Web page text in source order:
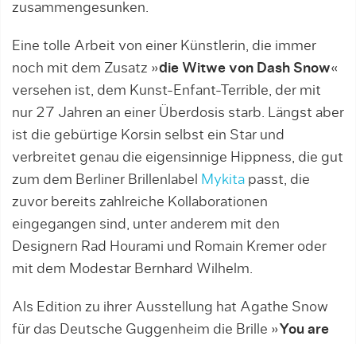
zusammengesunken.
Eine tolle Arbeit von einer Künstlerin, die immer
noch mit dem Zusatz »die Witwe von Dash Snow«
versehen ist, dem Kunst-Enfant-Terrible, der mit
nur 27 Jahren an einer Überdosis starb. Längst aber
ist die gebürtige Korsin selbst ein Star und
verbreitet genau die eigensinnige Hippness, die gut
zum dem Berliner Brillenlabel
Mykita passt, die
zuvor bereits zahlreiche Kollaborationen
eingegangen sind, unter anderem mit den
Designern Rad Hourami und Romain Kremer oder
mit dem Modestar Bernhard Wilhelm.
Als Edition zu ihrer Ausstellung hat Agathe Snow
für das Deutsche Guggenheim die Brille »You are